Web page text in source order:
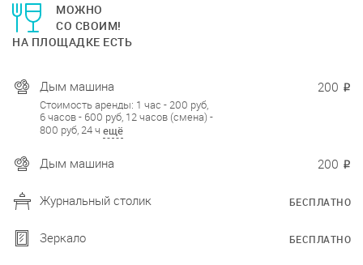
МОЖНО
СО СВОИМ!
НА ПЛОЩАДКЕ ЕСТЬ
Дым машина
Стоимость аренды: 1 час - 200 руб,
6 часов - 600 руб, 12 часов (смена) -
800 руб, 24 ч ещё
200 ₽
Дым машина 200 ₽
Журнальный столик БЕСПЛАТНО
Зеркало БЕСПЛАТНО